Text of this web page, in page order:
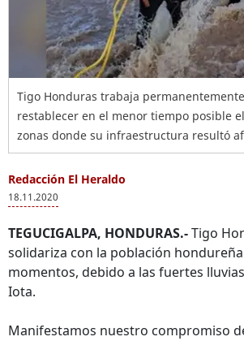
Tigo Honduras trabaja
restablecer en el menor tiempo posible
zonas donde su infraestructura resultó
Redacción El Heraldo
18.11.2020
TEGUCIGALPA, HONDURAS.-Tigo
solidariza con la población
momentos, debido a las fuertes
Iota.
Manifestamos nuestro compromiso